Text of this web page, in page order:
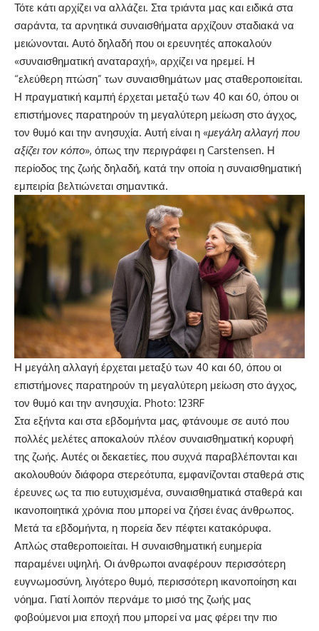
Τότε κάτι αρχίζει να αλλάζει. Στα τριάντα μας και ειδικά στα
σαράντα, τα αρνητικά συναισθήματα αρχίζουν σταδιακά να
μειώνονται. Αυτό δηλαδή που οι ερευνητές αποκαλούν
«συναισθηματική αναταραχή», αρχίζει να ηρεμεί. Η
“ελεύθερη πτώση” των συναισθημάτων μας σταθεροποιείται.
Η πραγματική καμπή έρχεται μεταξύ των 40 και 60, όπου οι
επιστήμονες παρατηρούν τη μεγαλύτερη μείωση στο άγχος,
τον θυμό και την ανησυχία. Αυτή είναι η «μεγάλη αλλαγή που
αξίζει τον κόπο», όπως την περιγράφει η Carstensen. Η
περίοδος της ζωής δηλαδή, κατά την οποία η συναισθηματική
εμπειρία βελτιώνεται σημαντικά.
Η μεγάλη αλλαγή έρχεται μεταξύ των 40 και 60, όπου οι
επιστήμονες παρατηρούν τη μεγαλύτερη μείωση στο άγχος,
τον θυμό και την ανησυχία. Photo: 123RF
Στα εξήντα και στα εβδομήντα μας, φτάνουμε σε αυτό που
πολλές μελέτες αποκαλούν πλέον συναισθηματική κορυφή
της ζωής. Αυτές οι δεκαετίες, που συχνά παραβλέπονται και
ακολουθούν διάφορα στερεότυπα, εμφανίζονται σταθερά στις
έρευνες ως τα πιο ευτυχισμένα, συναισθηματικά σταθερά και
ικανοποιητικά χρόνια που μπορεί να ζήσει ένας άνθρωπος.
Μετά τα εβδομήντα, η πορεία δεν πέφτει κατακόρυφα.
Απλώς σταθεροποιείται. Η συναισθηματική ευημερία
παραμένει υψηλή. Οι άνθρωποι αναφέρουν περισσότερη
ευγνωμοσύνη, λιγότερο θυμό, περισσότερη ικανοποίηση και
νόημα. Γιατί λοιπόν περνάμε το μισό της ζωής μας
φοβούμενοι μια εποχή που μπορεί να μας φέρει την πιο